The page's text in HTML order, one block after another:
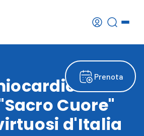
Prenota
Cuore"
d'Italia